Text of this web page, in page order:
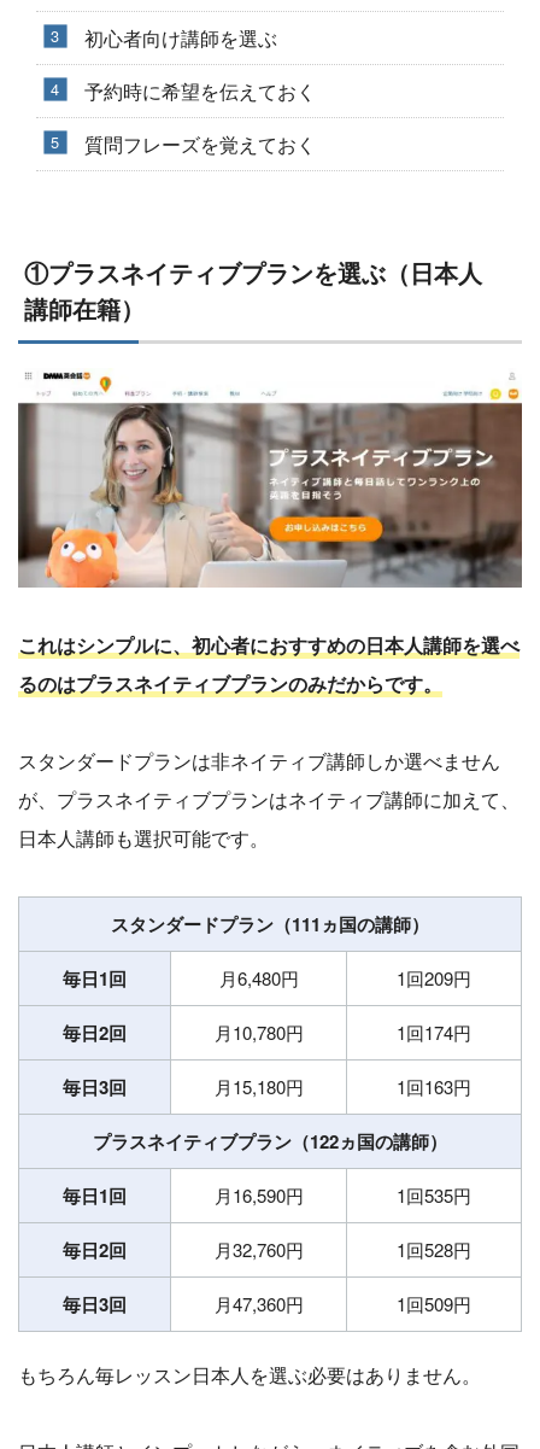
初心者向け講師を選ぶ
予約時に希望を伝えておく
質問フレーズを覚えておく
①プラスネイティブプランを選ぶ（日本人
講師在籍）
これはシンプルに、初心者におすすめの日本人講師を選べ
るのはプラスネイティブプランのみだからです。
スタンダードプランは非ネイティブ講師しか選べません
が、プラスネイティブプランはネイティブ講師に加えて、
日本人講師も選択可能です。
スタンダードプラン（111ヵ国の講師）
毎日1回 月6,480円 1回209円
毎日2回 月10,780円 1回174円
毎日3回 月15,180円 1回163円
プラスネイティブプラン（122ヵ国の講師）
毎日1回 月16,590円 1回535円
毎日2回 月32,760円 1回528円
毎日3回 月47,360円 1回509円
もちろん毎レッスン日本人を選ぶ必要はありません。